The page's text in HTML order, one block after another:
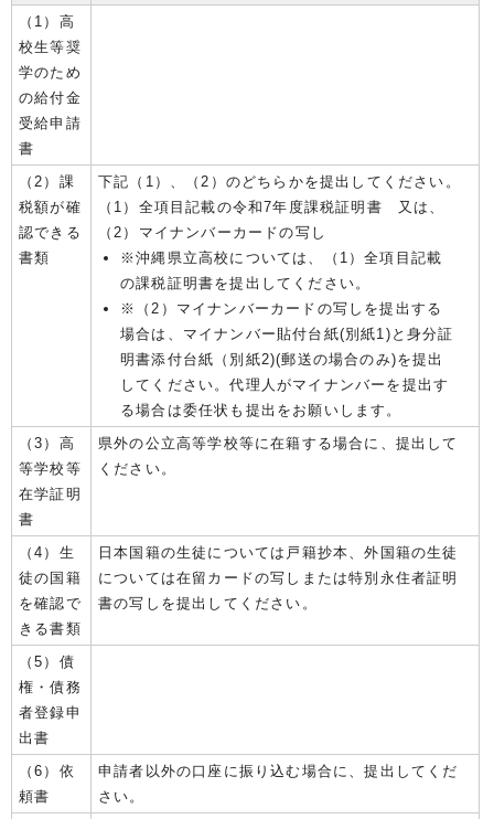
（1）高
校生等奨
学のため
の給付金
受給申請
書
（2）課
税額が確
認できる
書類
下記（1）、（2）のどちらかを提出してください。
（1）全項目記載の令和7年度課税証明書 又は、
（2）マイナンバーカードの写し
※沖縄県立高校については、（1）全項目記載
の課税証明書を提出してください。
※（2）マイナンバーカードの写しを提出する
場合は、マイナンバー貼付台紙(別紙1)と身分証
明書添付台紙（別紙2)(郵送の場合のみ)を提出
してください。代理人がマイナンバーを提出す
る場合は委任状も提出をお願いします。
（3）高
等学校等
在学証明
書
県外の公立高等学校等に在籍する場合に、提出して
ください。
（4）生
徒の国籍
を確認で
きる書類
日本国籍の生徒については戸籍抄本、外国籍の生徒
については在留カードの写しまたは特別永住者証明
書の写しを提出してください。
（5）債
権・債務
者登録申
出書
（6）依
頼書
申請者以外の口座に振り込む場合に、提出してくだ
さい。